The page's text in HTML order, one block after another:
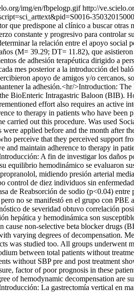
img/en/fbpelogp.gif http://
que predispone al clínico a buscar otras
constante y progresivo para controlar
la relación entre el apoyo social
(M= 39.29; DT= 11.82), que
de adhesión terapéutica dirigido a
mes posterior a la introducción del
apoyo de amigos y/o cercanos,
la adhesión.<hr/>Introduction:
BioEnteric Intragastric Baloon (BIB).
effort also requires an active
to therapy in patients who have
out this procedure. Was used
applied before and the month after
perceive that they perceived support
and maintain adherence to therapy in
A fin de investigar los daños
equilibrio hemodinámico se evaluaron
midiendo presión arterial
control de diez individuos sin
Reabsorción de sodio (p<0.04) entre
no se manifestó en el grupo con PBE
de severidad obtuvo correlación
hepática y hemodinámica son
non-selective beta blocker drugs
varying degrees of decompensation.
was studied too. All groups underwent
between total patients without
without SBP pre and post treatment
factor of poor prognosis in these
of hemodynamic decompensation are
La gastrectomía vertical en